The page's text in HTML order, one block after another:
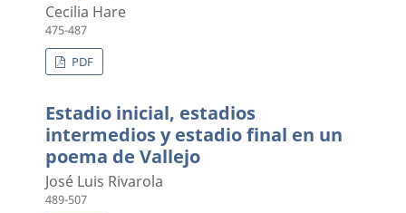
Cecilia Hare
475-487
PDF
Estadio inicial, estadios
intermedios y estadio final en un
poema de Vallejo
José Luis Rivarola
489-507